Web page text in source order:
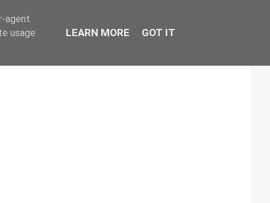
agent
usage
LEARN MORE GOT IT